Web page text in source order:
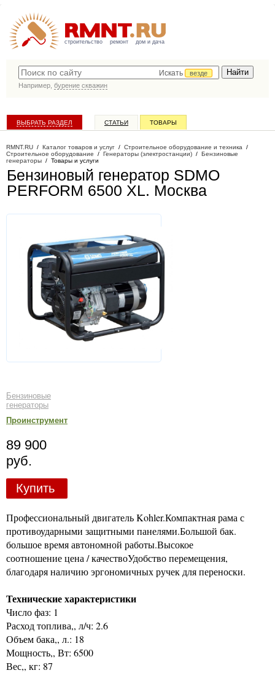
строительство ремонт дом и дача
Искать
везде
Например, бурение скважин
ВЫБРАТЬ РАЗДЕЛ СТАТЬИ ТОВАРЫ
RMNT.RU / Каталог товаров и услуг / Строительное оборудование и техника /
Строительное оборудование / Генераторы (электростанции) / Бензиновые
генераторы / Товары и услуги
Бензиновый генератор SDMO
PERFORM 6500 XL. Москва
Бензиновые
генераторы
Проинструмент
89 900
руб.
Купить
Профессиональный двигатель Kohler.Компактная рама с
противоударными защитными панелями.Большой бак.
большое время автономной работы.Высокое
соотношение цена / качествоУдобство перемещения,
благодаря наличию эргономичных ручек для переноски.
Технические характеристики
Число фаз: 1
Расход топлива,, л/ч: 2.6
Объем бака,, л.: 18
Мощность,, Вт: 6500
Вес,, кг: 87